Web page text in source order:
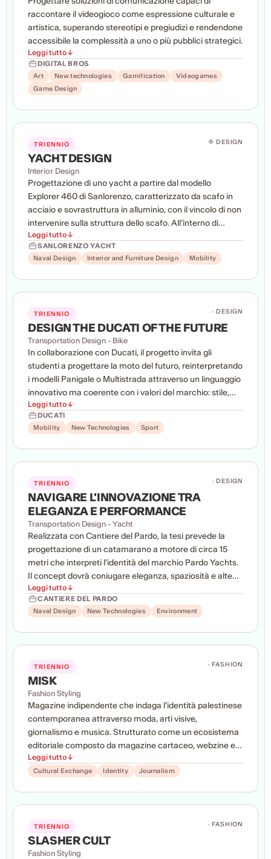
raccontare il videogioco come espressione culturale e
artistica, superando stereotipi e pregiudizi e rendendone
accessibile la complessità a uno o più pubblici strategici.
Leggi tutto ↓
DIGITAL BROS
Art
New technologies Gamification
Videogames
Game Design
TRIENNIO 🔷 DESIGN
YACHT DESIGN
Interior Design
Progettazione di uno yacht a partire dal modello
Explorer 460 di Sanlorenzo, caratterizzato da scafo in
acciaio e sovrastruttura in alluminio, con il vincolo di non
intervenire sulla struttura dello scafo. All’interno di
questo perimetro progettuale, gli studenti hanno
sviluppato interventi sul layout funzionale dei ponti
esterni e del relativo arredo, sul layout degli interni e
accessori e dettagli quali sistemi di illuminazione,
Leggi tutto ↓
SANLORENZO YACHT
Naval Design
Interior and Furniture Design Mobility
TRIENNIO · DESIGN
DESIGN THE DUCATI OF THE FUTURE
Transportation Design - Bike
In collaborazione con Ducati, il progetto invita gli
studenti a progettare la moto del futuro, reinterpretando
i modelli Panigale o Multistrada attraverso un linguaggio
innovativo ma coerente con i valori del marchio: stile,
raffinatezza e prestazioni. Il lavoro comprende sia il
design del veicolo sia quello dell'interfaccia uomo-
macchina (HMI), con l'obiettivo di esplorare nuove
concreta fattibilità progettuale. Render, video, color &
sviluppo del concept.
Leggi tutto ↓
DUCATI
Mobility
New Technologies Sport
TRIENNIO · DESIGN
NAVIGARE L'INNOVAZIONE TRA
ELEGANZA E PERFORMANCE
Transportation Design - Yacht
Realizzata con Cantiere del Pardo, la tesi prevede la
progettazione di un catamarano a motore di circa 15
metri che interpreti l'identità del marchio Pardo Yachts.
Il concept dovrà coniugare eleganza, spaziosità e alte
prestazioni in un'imbarcazione iconica, pensata per
distinguersi nei mercati internazionali del Mediterraneo
e della Florida. Attraverso ricerca, sviluppo del concept e
saranno chiamati a immaginare una nuova esperienza
carattere distintivo del brand.
Leggi tutto ↓
CANTIERE DEL PARDO
Naval Design
New Technologies Environment
TRIENNIO · FASHION
MISK
Fashion Styling
Magazine indipendente che indaga l’identità palestinese
contemporanea attraverso moda, arti visive,
giornalismo e musica. Strutturato come un ecosistema
editoriale composto da magazine cartaceo, webzine e
piattaforma social, il progetto offre una narrazione
plurale e interdisciplinare della cultura palestinese,
valorizza il dialogo, la partecipazione e la co-creazione
come strumenti per costruire un racconto autentico e
condiviso.
Leggi tutto ↓
Cultural Exchange Identity Journalism
TRIENNIO · FASHION
SLASHER CULT
Fashion Styling